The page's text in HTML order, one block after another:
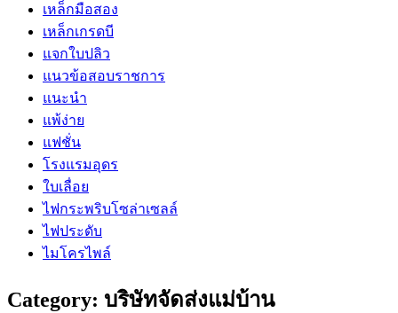
เหล็กมือสอง
เหล็กเกรดบี
แจกใบปลิว
แนวข้อสอบราชการ
แนะนำ
แพ้ง่าย
แฟชั่น
โรงแรมอุดร
ใบเลื่อย
ไฟกระพริบโซล่าเซลล์
ไฟประดับ
ไมโครไพล์
Category: บริษัทจัดส่งแม่บ้าน